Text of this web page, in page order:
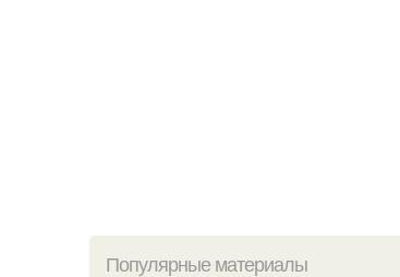
Популярные материалы